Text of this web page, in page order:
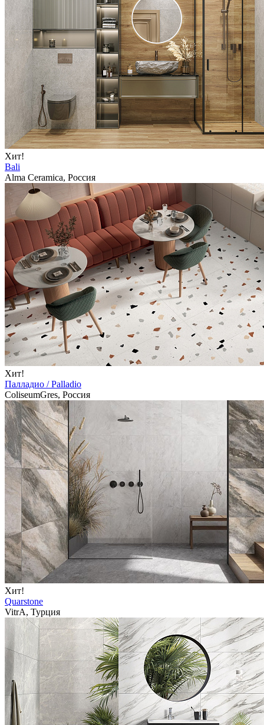
Хит!
Bali
Alma Ceramica, Россия
Хит!
Палладио / Palladio
ColiseumGres, Россия
Хит!
Quarstone
VitrA, Турция